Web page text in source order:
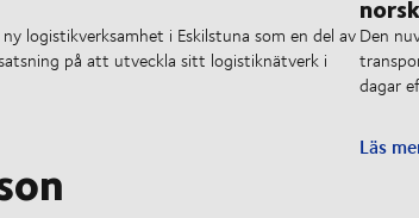
logistikverksamhet i Eskilstuna som en del av
på att utveckla sitt logistiknätverk i
Den
dagar
Läs